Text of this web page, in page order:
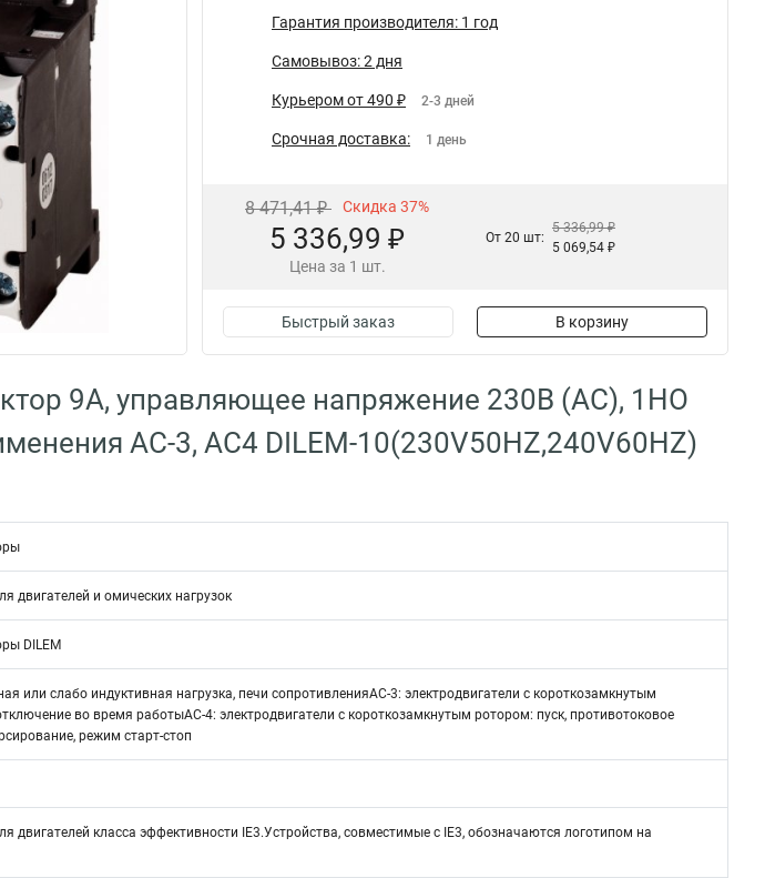
Гарантия производителя: 1 год
Самовывоз: 2 дня
Курьером от 490 ₽ 2-3 дней
Срочная доставка: 1 день
8 471,41 ₽ Скидка 37%
5 336,99 ₽
Цена за 1 шт.
От 20 шт:
5 336,99 ₽
5 069,54 ₽
Быстрый заказ В корзину
9А, управляющее напряжение 230В (АC), 1НO
AC-3, АС4 DILEM-10(230V50HZ,240V60HZ)
двигателей и омических нагрузок
DILEM
или слабо индуктивная нагрузка, печи сопротивленияAC-3: электродвигатели с короткозамкнутым
во время работыAC-4: электродвигатели с короткозамкнутым ротором: пуск, противотоковое
режим старт-стоп
двигателей класса эффективности IE3.Устройства, совместимые с IE3, обозначаются логотипом на